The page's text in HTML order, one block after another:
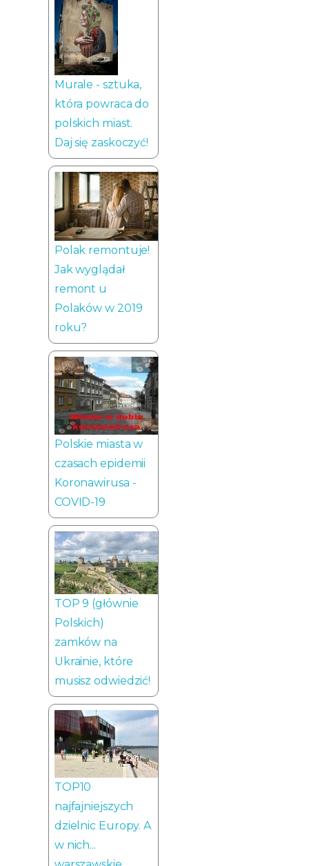
Murale - sztuka,
która powraca do
polskich miast.
Daj się zaskoczyć!
Polak remontuje!
Jak wyglądał
remont u
Polaków w 2019
roku?
Polskie miasta w
czasach epidemii
Koronawirusa -
COVID-19
TOP 9 (głównie
Polskich)
zamków na
Ukrainie, które
musisz odwiedzić!
TOP10
najfajniejszych
dzielnic Europy. A
w nich...